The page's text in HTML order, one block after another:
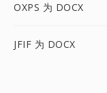
OXPS 为 DOCX
JFIF 为 DOCX